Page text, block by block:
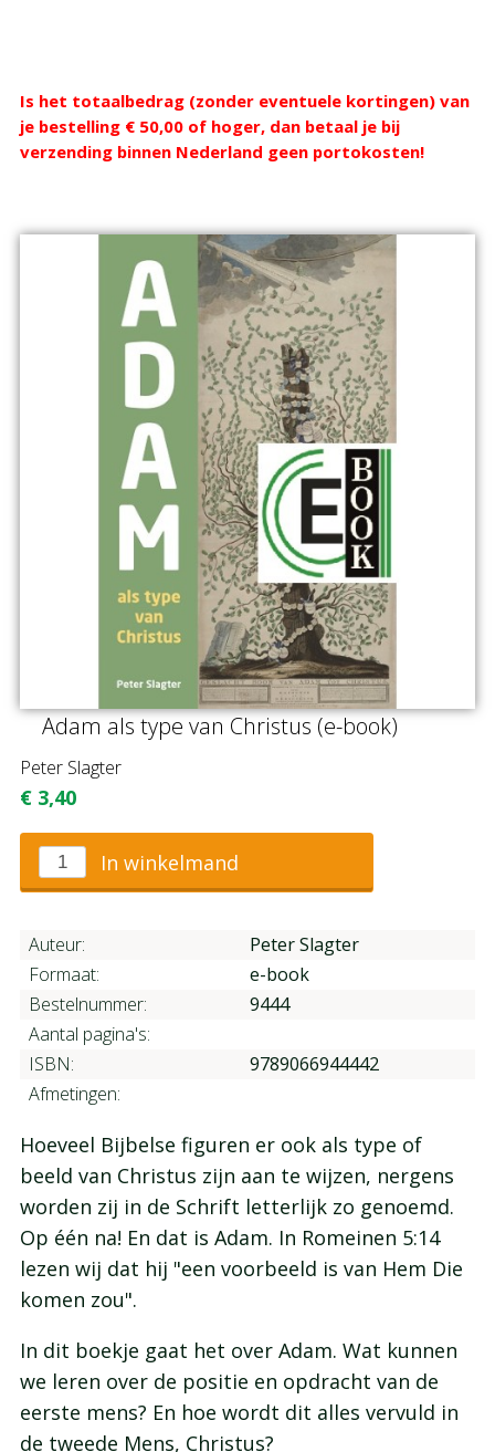
Webshop
Is het totaalbedrag (zonder eventuele kortingen) van
je bestelling € 50,00 of hoger, dan betaal je bij
verzending binnen Nederland geen portokosten!
Adam als type van Christus (e-book)
Peter Slagter
€ 3,40
In winkelmand
Auteur:
Peter Slagter
Formaat:
e-book
Bestelnummer:
9444
Aantal pagina's:
ISBN:
9789066944442
Afmetingen:
Hoeveel Bijbelse figuren er ook als type of
beeld van Christus zijn aan te wijzen, nergens
worden zij in de Schrift letterlijk zo genoemd.
Op één na! En dat is Adam. In Romeinen 5:14
lezen wij dat hij "een voorbeeld is van Hem Die
komen zou".
In dit boekje gaat het over Adam. Wat kunnen
we leren over de positie en opdracht van de
eerste mens? En hoe wordt dit alles vervuld in
de tweede Mens, Christus?